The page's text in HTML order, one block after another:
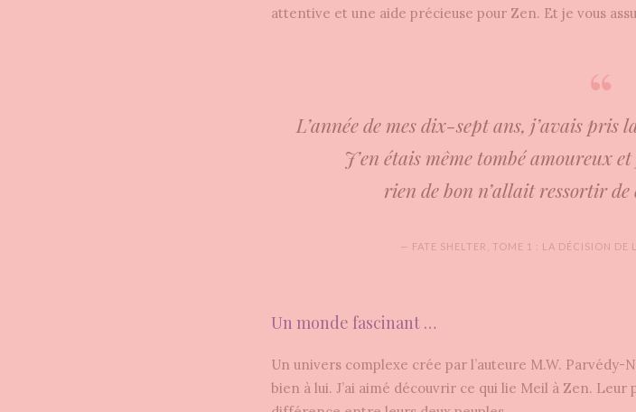
attentive et une aide précieuse pour Zen. Et je vous
L’année de mes dix-sept ans, j’avais pris
J’en étais même tombé amoureux
rien de bon n’allait ressortir
— FATE SHELTER, TOME 1 : LA DÉCISION DE
Un monde fascinant …
Un univers complexe crée par l’auteure M.W.
bien à lui. J’ai aimé découvrir ce qui lie Meil à Zen.